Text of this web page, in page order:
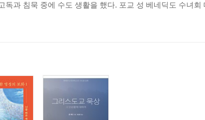
독과 침묵 중에 수도 생활을 했다. 포교 성 베네딕도 수녀